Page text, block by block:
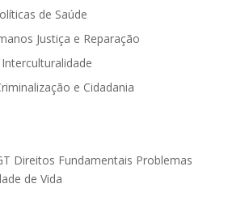
de Saúde
Justiça e Reparação
e Cidadania
Direitos Fundamentais Problemas
de Vida